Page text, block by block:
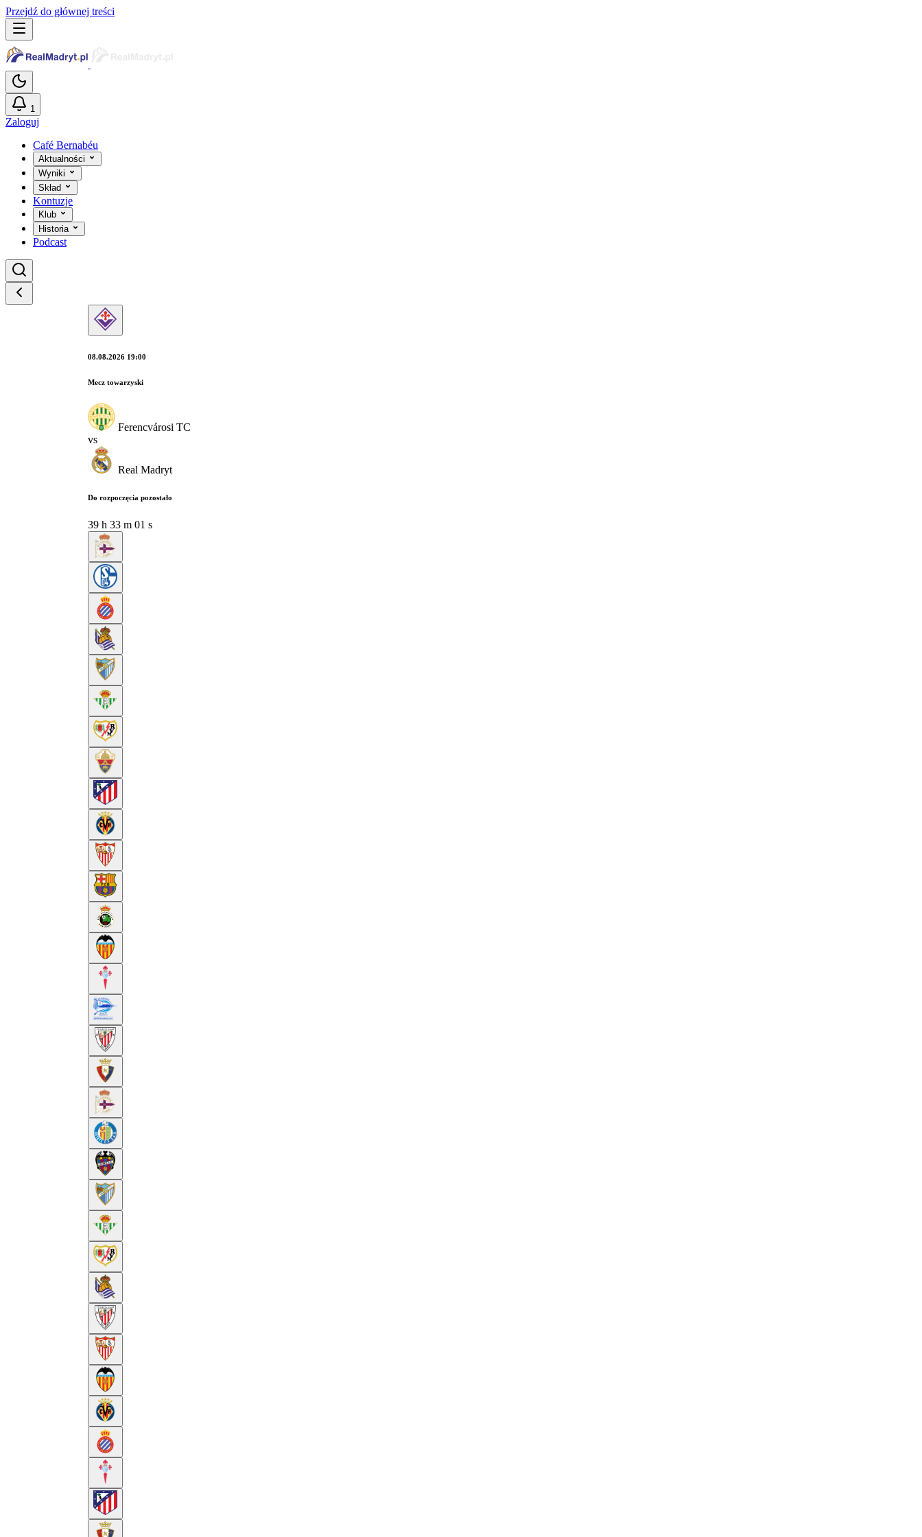
Przejdź do głównej treści
1
Zaloguj
Café Bernabéu
Aktualności
Wyniki
Skład
Kontuzje
Klub
Historia
Podcast
08.08.2026 19:00
Mecz towarzyski
Ferencvárosi TC
vs
Real Madryt
Do rozpoczęcia pozostało
39 h 33 m 00 s